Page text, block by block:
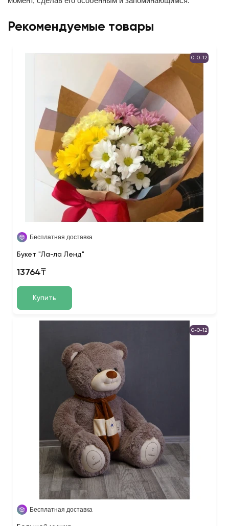
Рекомендуемые товары
0-0-12
Бесплатная доставка
Букет "Ла-ла Ленд"
13764₸
Купить
0-0-12
Бесплатная доставка